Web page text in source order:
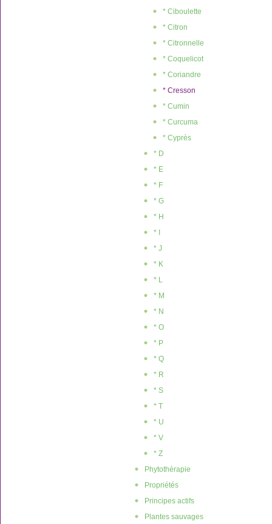
* Ciboulette
* Citron
* Citronnelle
* Coquelicot
* Coriandre
* Cresson
* Cumin
* Curcuma
* Cyprès
* D
* E
* F
* G
* H
* I
* J
* K
* L
* M
* N
* O
* P
* Q
* R
* S
* T
* U
* V
* Z
Phytothérapie
Propriétés
Principes actifs
Plantes sauvages